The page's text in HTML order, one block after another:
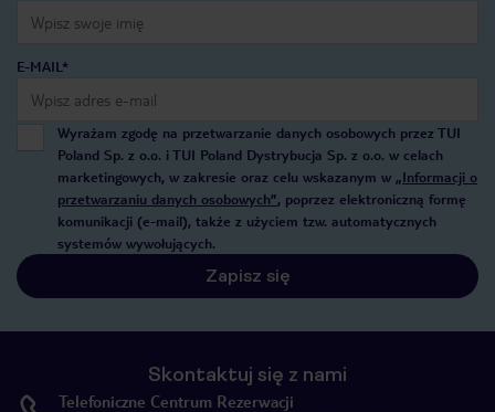
E-MAIL*
Wyrażam zgodę na przetwarzanie danych osobowych przez TUI
Poland Sp. z o.o. i TUI Poland Dystrybucja Sp. z o.o. w celach
marketingowych, w zakresie oraz celu wskazanym w „Informacji o
przetwarzaniu danych osobowych”, poprzez elektroniczną formę
komunikacji (e-mail), także z użyciem tzw. automatycznych
systemów wywołujących.
Zapisz się
Skontaktuj się z nami
Telefoniczne Centrum Rezerwacji